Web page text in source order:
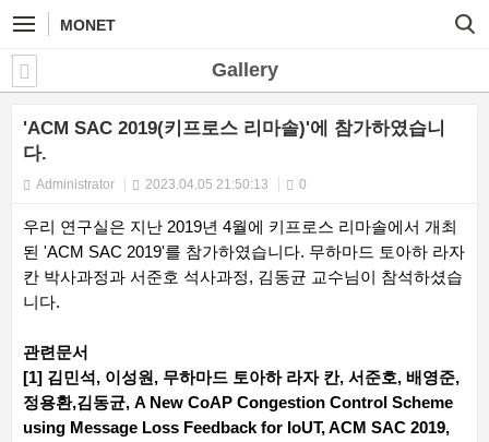
MONET
Gallery
'ACM SAC 2019(키프로스 리마솔)'에 참가하였습니
다.
Administrator 2023.04.05 21:50:13 0
우리 연구실은 지난 2019년 4월에 키프로스 리마솔에서 개최
된 'ACM SAC 2019'를 참가하였습니다. 무하마드 토아하 라자
칸 박사과정과 서준호 석사과정, 김동균 교수님이 참석하셨습
니다.
관련문서
[1] 김민석, 이성원, 무하마드 토아하 라자 칸, 서준호, 배영준,
정용환,김동균, A New CoAP Congestion Control Scheme
using Message Loss Feedback for IoUT, ACM SAC 2019,